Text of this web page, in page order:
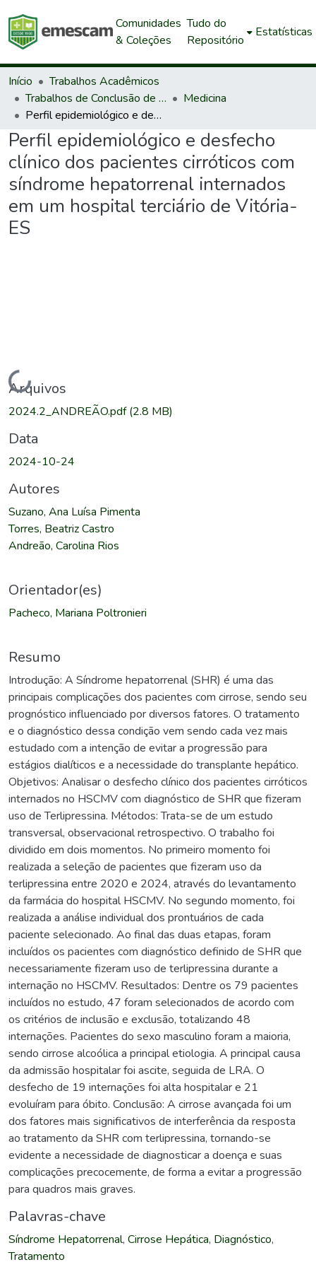
Comunidades
& Coleções
Tudo do
Repositório
Estatísticas
Início
Trabalhos Acadêmicos
Trabalhos de Conclusão de Curso de Graduação
Medicina
Perfil epidemiológico e desfecho clínico dos pacientes cirróticos com síndrome hepatorrenal internados em um hospital terciário de Vitória- ES
Perfil epidemiológico e desfecho
clínico dos pacientes cirróticos com
síndrome hepatorrenal internados
em um hospital terciário de Vitória-
ES
Carregando...
Arquivos
2024.2_ANDREÃO.pdf(2.8 MB)
Data
2024-10-24
Autores
Suzano, Ana Luísa Pimenta
Torres, Beatriz Castro
Andreão, Carolina Rios
Orientador(es)
Pacheco, Mariana Poltronieri
Resumo
Introdução: A Síndrome hepatorrenal (SHR) é uma das
principais complicações dos pacientes com cirrose, sendo seu
prognóstico influenciado por diversos fatores. O tratamento
e o diagnóstico dessa condição vem sendo cada vez mais
estudado com a intenção de evitar a progressão para
estágios dialíticos e a necessidade do transplante hepático.
Objetivos: Analisar o desfecho clínico dos pacientes cirróticos
internados no HSCMV com diagnóstico de SHR que fizeram
uso de Terlipressina. Métodos: Trata-se de um estudo
transversal, observacional retrospectivo. O trabalho foi
dividido em dois momentos. No primeiro momento foi
realizada a seleção de pacientes que fizeram uso da
terlipressina entre 2020 e 2024, através do levantamento
da farmácia do hospital HSCMV. No segundo momento, foi
realizada a análise individual dos prontuários de cada
paciente selecionado. Ao final das duas etapas, foram
incluídos os pacientes com diagnóstico definido de SHR que
necessariamente fizeram uso de terlipressina durante a
internação no HSCMV. Resultados: Dentre os 79 pacientes
incluídos no estudo, 47 foram selecionados de acordo com
os critérios de inclusão e exclusão, totalizando 48
internações. Pacientes do sexo masculino foram a maioria,
sendo cirrose alcoólica a principal etiologia. A principal causa
da admissão hospitalar foi ascite, seguida de LRA. O
desfecho de 19 internações foi alta hospitalar e 21
evoluíram para óbito. Conclusão: A cirrose avançada foi um
dos fatores mais significativos de interferência da resposta
ao tratamento da SHR com terlipressina, tornando-se
evidente a necessidade de diagnosticar a doença e suas
complicações precocemente, de forma a evitar a progressão
para quadros mais graves.
Palavras-chave
Síndrome Hepatorrenal, Cirrose Hepática, Diagnóstico,
Tratamento